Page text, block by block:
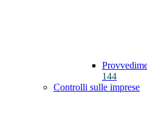
144
Controlli sulle imprese